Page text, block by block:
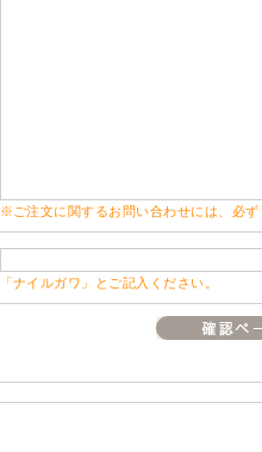
※ご注文に関するお問い合わせには、必
「ナイルガワ」とご記入ください。